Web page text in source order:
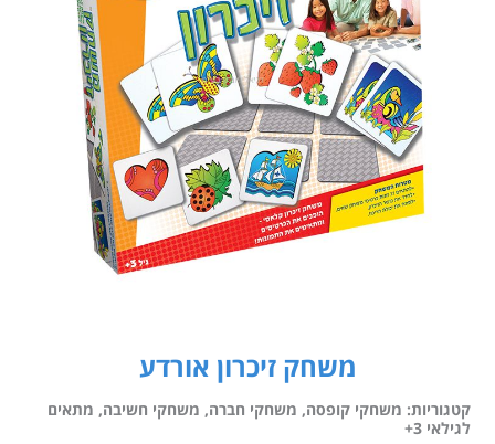
משחק זיכרון אורדע
קטגוריות: משחקי קופסה, משחקי חברה, משחקי חשיבה, מתאים
לגילאי 3+